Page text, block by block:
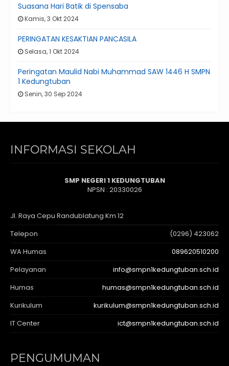
Suasana Hari Batik di Spensaba
Kamis, 3 Okt 2024
PERINGATAN KESAKTIAN PANCASILA
Selasa, 1 Okt 2024
Peringatan Maulid Nabi Muhammad SAW 1446 H SMPN
1 Kedungtuban
Senin, 30 Sep 2024
INFORMASI SEKOLAH
SMP NEGERI 1 KEDUNGTUBAN
NPSN : 20330026
Jl. Raya Cepu Randublatung Km 12
Telepon
(0296) 423062
WA Humas
089620510200
Pelayanan
info@smpn1kedungtuban.sch.id
Humas
humas@smpn1kedungtuban.sch.id
Kurikulum
kurikulum@smpn1kedungtuban.sch.id
IT Center
ict@smpn1kedungtuban.sch.id
PENGUMUMAN